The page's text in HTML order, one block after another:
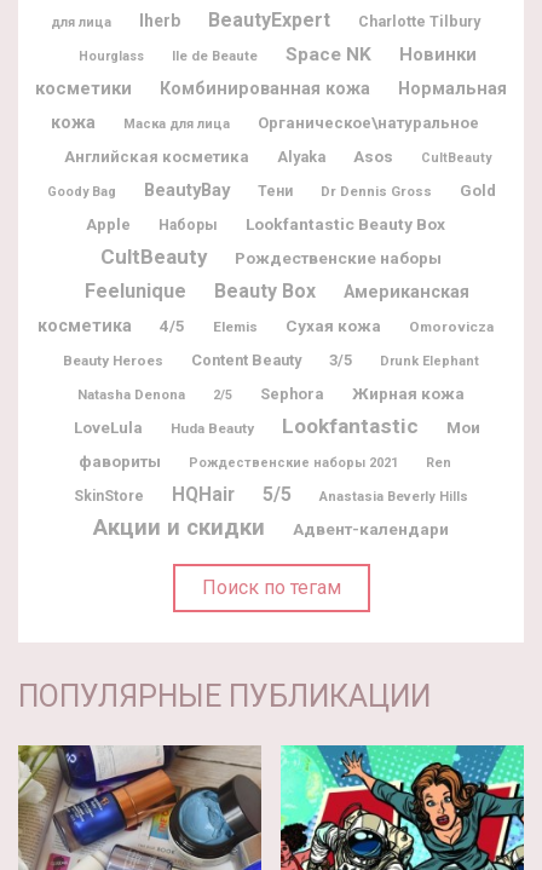
для лица Iherb BeautyExpert Charlotte Tilbury
Hourglass Ile de Beaute Space NK
Новинки
косметики
Комбинированная кожа
Нормальная
кожа
Маска для лица
Органическое\натуральное
Английская косметика
Alyaka Asos CultBeauty
Goody Bag BeautyBay Тени Dr Dennis Gross
Gold
Apple
Наборы Lookfantastic Beauty Box
CultBeauty Рождественские наборы
Feelunique Beauty Box
Американская
косметика
4/5 Elemis Сухая кожа
Omorovicza
Beauty Heroes
Content Beauty 3/5 Drunk Elephant
Natasha Denona 2/5 Sephora Жирная кожа
LoveLula Huda Beauty Lookfantastic
Мои
фавориты
Рождественские наборы 2021 Ren
SkinStore HQHair 5/5 Anastasia Beverly Hills
Акции и скидки Адвент-календари
Поиск по тегам
ПОПУЛЯРНЫЕ ПУБЛИКАЦИИ